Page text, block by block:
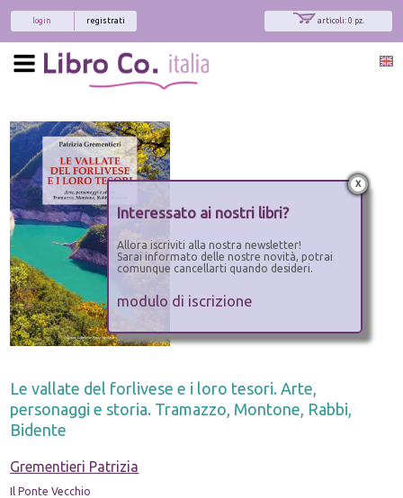
articoli: 0 pz.
registrati
login
Le vallate del forlivese e i loro tesori. Arte,
personaggi e storia. Tramazzo, Montone, Rabbi,
Bidente
Grementieri Patrizia
Il Ponte Vecchio
x
Interessato ai nostri libri?
Allora iscriviti alla nostra newsletter!
Sarai informato delle nostre novità, potrai
comunque cancellarti quando desideri.
modulo di iscrizione